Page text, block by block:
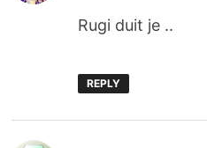
Rugi duit je ..
REPLY